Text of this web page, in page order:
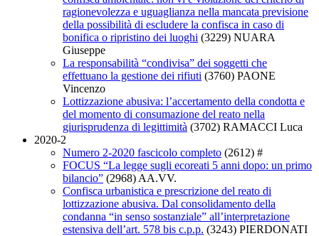
ragionevolezza e uguaglianza nella mancata previsione
della possibilità di escludere la confisca in caso di
bonifica o ripristino dei luoghi (3229) NUARA
Giuseppe
La responsabilità “condivisa” dei soggetti che
effettuano la gestione dei rifiuti (3760) PAONE
Vincenzo
Lottizzazione abusiva: l’accertamento della condotta e
del momento di consumazione del reato nella
giurisprudenza di legittimità (3702) RAMACCI Luca
2020-2
Numero 2-2020 fascicolo completo (2612) #
FOCUS “La legge sugli ecoreati 5 anni dopo: un primo
bilancio” (2968) AA.VV.
Confisca urbanistica e prescrizione del reato di
lottizzazione abusiva. Dal consolidamento della
condanna “in senso sostanziale” all’interpretazione
estensiva dell’art. 578 bis c.p.p. (3243) PIERDONATI